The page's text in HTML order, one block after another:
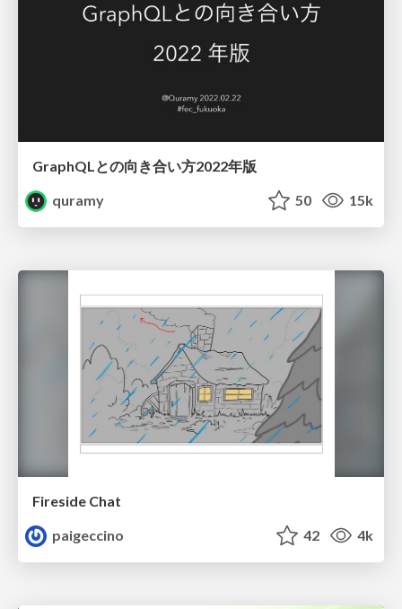
GraphQLとの向き合い方2022年版
quramy
50 15k
Fireside Chat
paigeccino
42 4k